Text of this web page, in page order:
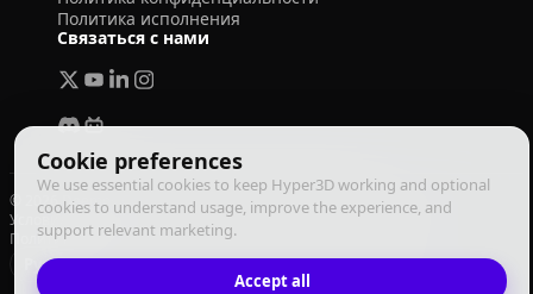
Cookie preferences
We use essential cookies to keep Hyper3D working and optional
cookies to understand usage, improve the experience, and
support relevant marketing.
Accept all
Политика исполнения
Связаться с нами
© 2026 Deemos Corporation. Все права защищены
Условия использования Политика конфиденциальности
Политика исполнения
Русский